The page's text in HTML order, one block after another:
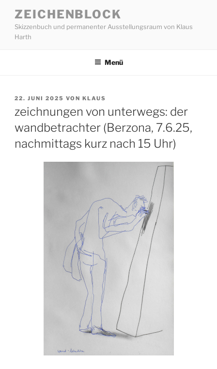
Inhalt
springen
ZEICHENBLOCK
Skizzenbuch und permanenter Ausstellungsraum von Klaus
Harth
Menü
VERÖFFENTLICHT
22. JUNI 2025 VON KLAUS
zeichnungen von unterwegs: der
wandbetrachter (Berzona, 7.6.25,
nachmittags kurz nach 15 Uhr)